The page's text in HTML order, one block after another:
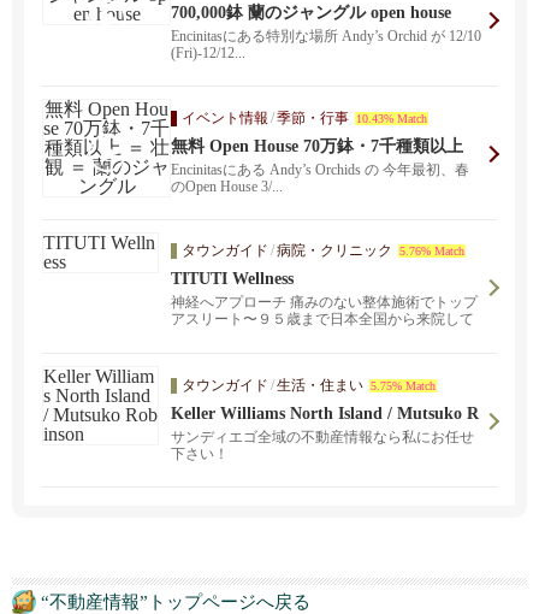
700,000鉢 蘭のジャングル open house
Encinitasにある特別な場所 Andy’s Orchid が 12/10
(Fri)-12/12...
イベント情報 /季節・行事 10.43% Match
無料 Open House 70万鉢・7千種類以上
＝ 壮観 ＝ 蘭のジャングル
Encinitasにある Andy’s Orchids の 今年最初、春
のOpen House 3/...
タウンガイド /病院・クリニック 5.76% Match
TITUTI Wellness
神経へアプローチ 痛みのない整体施術でトップ
アスリート〜９５歳まで日本全国から来院して
タウンガイド /生活・住まい 5.75% Match
Keller Williams North Island / Mutsuko R
obinson
サンディエゴ全域の不動産情報なら私にお任せ
下さい！
“不動産情報”トップページへ戻る